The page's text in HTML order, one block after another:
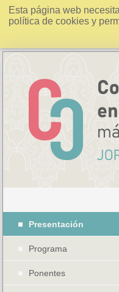
Esta página web
política de cookies y
Presentación
Programa
Ponentes